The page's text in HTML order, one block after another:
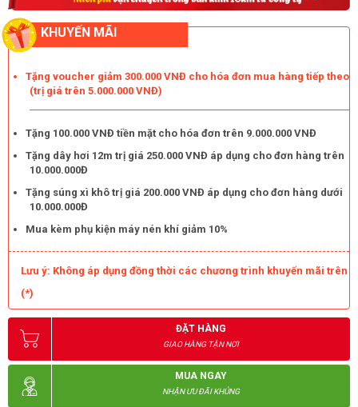
Vì sao nên mua máy nén khí Palada PA-55200 tại Điện máy
Hoàng Liên?
- Hoàng Liên là đơn vị cung cấpmáy nén hơi
công nghiệp chính hãng đang được chính người tiêu dùng đánh
KHUYẾN MÃI
Tặng voucher giảm 300.000 VNĐ cho hóa đơn mua hàng tiếp theo
(trị giá trên 5.000.000 VNĐ)
Tặng 100.000 VNĐ tiền mặt cho hóa đơn trên 9.000.000 VNĐ
Tặng dây hơi 12m trị giá 250.000 VNĐ áp dụng cho đơn hàng trên
10.000.000Đ
Tặng súng xì khô trị giá 200.000 VNĐ áp dụng cho đơn hàng dưới
10.000.000Đ
Mua kèm phụ kiện máy nén khí giảm 10%
Lưu ý: Không áp dụng đồng thời các chương trình khuyến mãi trên
(*)
ĐẶT HÀNG
GIAO HÀNG TẬN NƠI
MUA NGAY
NHẬN ƯU ĐÃI KHỦNG